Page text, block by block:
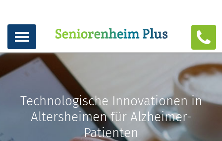
Technologische Innovationen in
Altersheimen für Alzheimer-
Patienten